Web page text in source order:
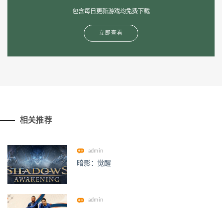
包含每日更新游戏均免费下载
立即查看
相关推荐
admin
暗影：觉醒
admin